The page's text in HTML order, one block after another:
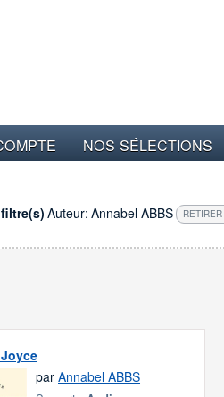
NOS SÉLECTIONS
Auteur: Annabel ABBS
parAnnabel ABBS